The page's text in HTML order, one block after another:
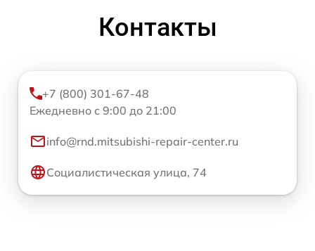
Контакты
+7 (800) 301-67-48
Ежедневно с 9:00 до 21:00
info@rnd.mitsubishi-repair-center.ru
Социалистическая улица, 74